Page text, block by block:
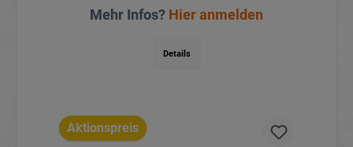
Mehr Infos? Hier anmelden
Details
Aktionspreis